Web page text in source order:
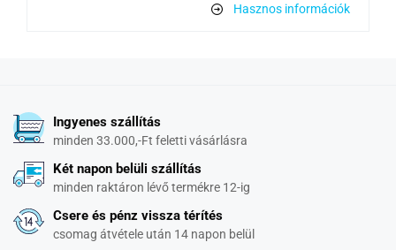
Hasznos információk
Ingyenes szállítás
minden 33.000,-Ft feletti vásárlásra
Két napon belüli szállítás
minden raktáron lévő termékre 12-ig
Csere és pénz vissza térítés
csomag átvétele után 14 napon belül